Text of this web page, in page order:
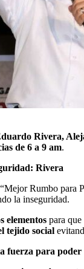
Rivera,
de 6 a 9 am.
Rivera
Rumbo para
la inseguridad.
elementos para
tejido social
fuerza para